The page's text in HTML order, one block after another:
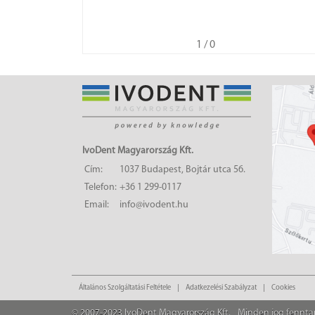
1 / 0
IvoDent Magyarország Kft.
Cím:
1037 Budapest, Bojtár utca 56.
Telefon: +36 1 299-0117
Email:
info@ivodent.hu
Általános Szolgáltatási Feltétele Adatkezelési Szabályzat Cookies